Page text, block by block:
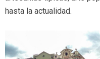
hasta la actualidad.